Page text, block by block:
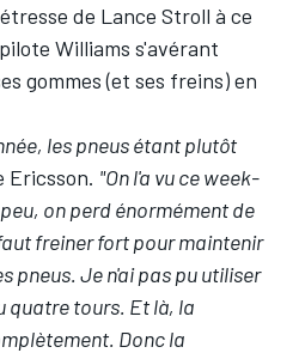
de Lance Stroll à ce
Williams s'avérant
gommes (et ses freins) en
les pneus étant plutôt
Ericsson. "On l'a vu ce week-
on perd énormément de
freiner fort pour maintenir
pneus. Je n'ai pas pu utiliser
quatre tours. Et là, la
Donc la